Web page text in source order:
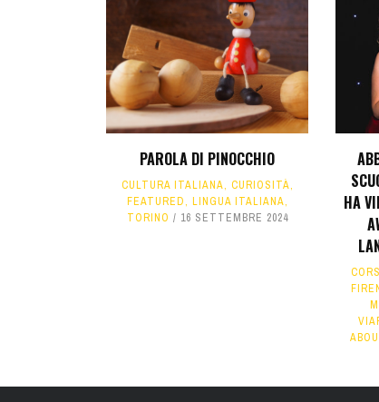
PAROLA DI PINOCCHIO
CULTURA ITALIANA, CURIOSITÀ,
FEATURED, LINGUA ITALIANA,
TORINO
16 SETTEMBRE 2024
HA